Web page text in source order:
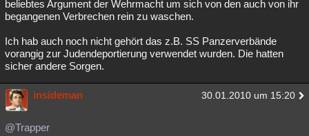
beliebtes Argument der Wehrmacht um sich von den auch von ihr
begangenen Verbrechen rein zu waschen.
Ich hab auch noch nicht gehört das z.B. SS Panzerverbände
vorangig zur Judendeportierung verwendet wurden. Die hatten
sicher andere Sorgen.
insideman 30.01.2010 um 15:20
@Trapper